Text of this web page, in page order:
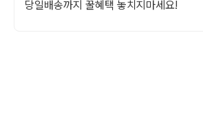
당일배송까지 꿀혜택 놓치지마세요!